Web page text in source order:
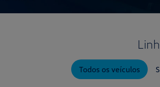
Todos os veículos